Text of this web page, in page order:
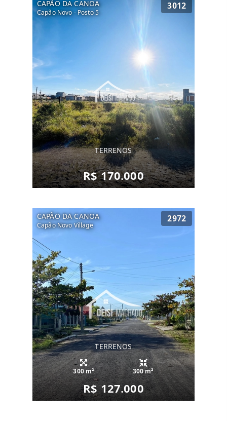
CAPÃO DA CANOA
Capão Novo - Posto 5
3012
TERRENOS
R$ 170.000
CAPÃO DA CANOA
Capão Novo Village
2972
TERRENOS
300 m² 300 m²
R$ 127.000